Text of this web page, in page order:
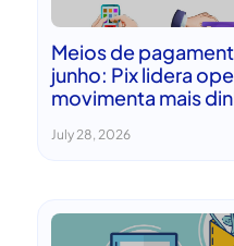
Meios de
junho: Pix lidera
movimenta mais
July 28, 2026